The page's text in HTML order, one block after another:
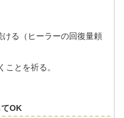
る（ヒーラーの回復量頼
ことを祈る。
OK